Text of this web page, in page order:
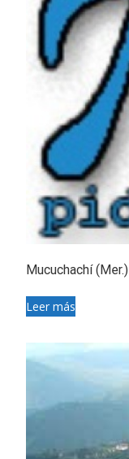
Mucuchachí (Mer.)
Leer más